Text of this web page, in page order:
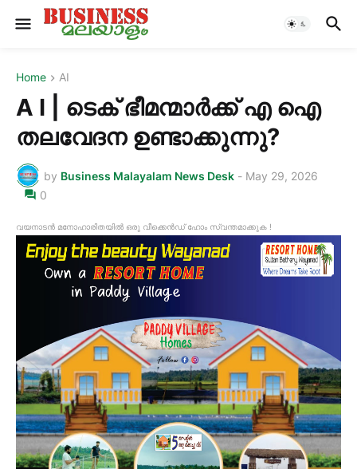
Home AI
A I | ടെക് ഭീമന്മാർക്ക് എ ഐ
തലവേദന ഉണ്ടാക്കുന്നു?
by Business Malayalam News Desk - May 29, 2026
0
വയനാടൻ മനോഹാരിതയിൽ ഒരു വീക്കെൻഡ് ഹോം സ്വന്തമാക്കുക !